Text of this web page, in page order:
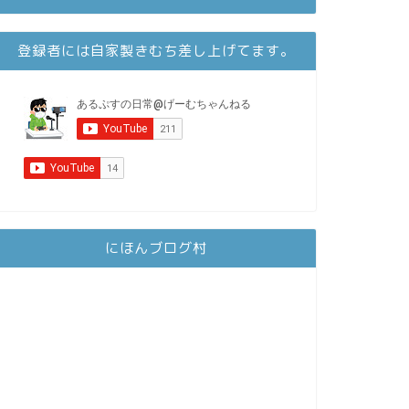
登録者には自家製きむち差し上げてます。
にほんブログ村